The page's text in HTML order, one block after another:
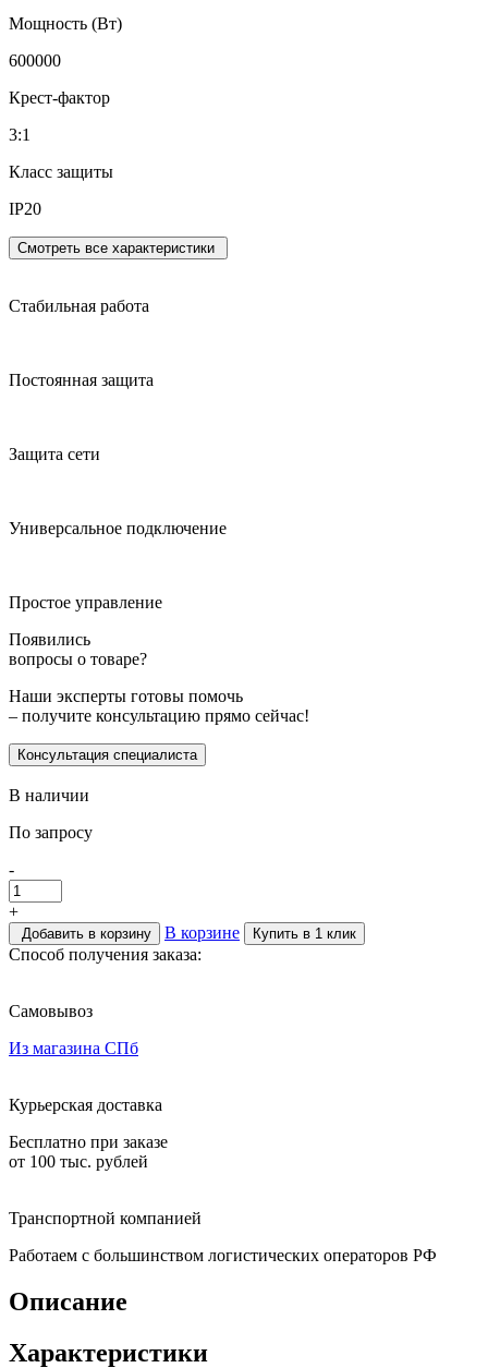
Мощность (Вт)
600000
Крест-фактор
3:1
Класс защиты
IP20
Смотреть все характеристики
Стабильная работа
Постоянная защита
Защита сети
Универсальное подключение
Простое управление
Появились
вопросы о товаре?
Наши эксперты готовы помочь
– получите консультацию прямо сейчас!
Консультация специалиста
В наличии
По запросу
-
+
Добавить в корзину В корзине Купить в 1 клик
Способ получения заказа:
Самовывоз
Из магазина СПб
Курьерская доставка
Бесплатно при заказе
от 100 тыс. рублей
Транспортной компанией
Работаем с большинством логистических операторов РФ
Описание
Характеристики